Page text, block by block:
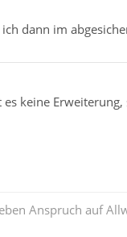
dann im
keine
Anspruch auf